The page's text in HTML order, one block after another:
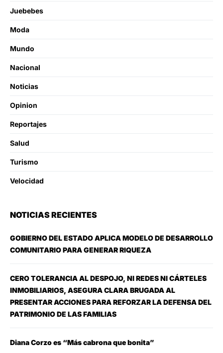
Juebebes
Moda
Mundo
Nacional
Noticias
Opinion
Reportajes
Salud
Turismo
Velocidad
NOTICIAS RECIENTES
GOBIERNO DEL ESTADO APLICA MODELO DE DESARROLLO
COMUNITARIO PARA GENERAR RIQUEZA
CERO TOLERANCIA AL DESPOJO, NI REDES NI CÁRTELES
INMOBILIARIOS, ASEGURA CLARA BRUGADA AL
PRESENTAR ACCIONES PARA REFORZAR LA DEFENSA DEL
PATRIMONIO DE LAS FAMILIAS
Diana Corzo es “Más cabrona que bonita”